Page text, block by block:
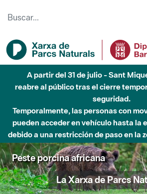
A partir del 31 de julio - Sant
reabre al público tras el cierre
seguridad.
Temporalmente, las personas con
pueden acceder en vehículo hasta la
debido a una restricción de paso en la
Peste porcina africana
La Xarxa de Parcs